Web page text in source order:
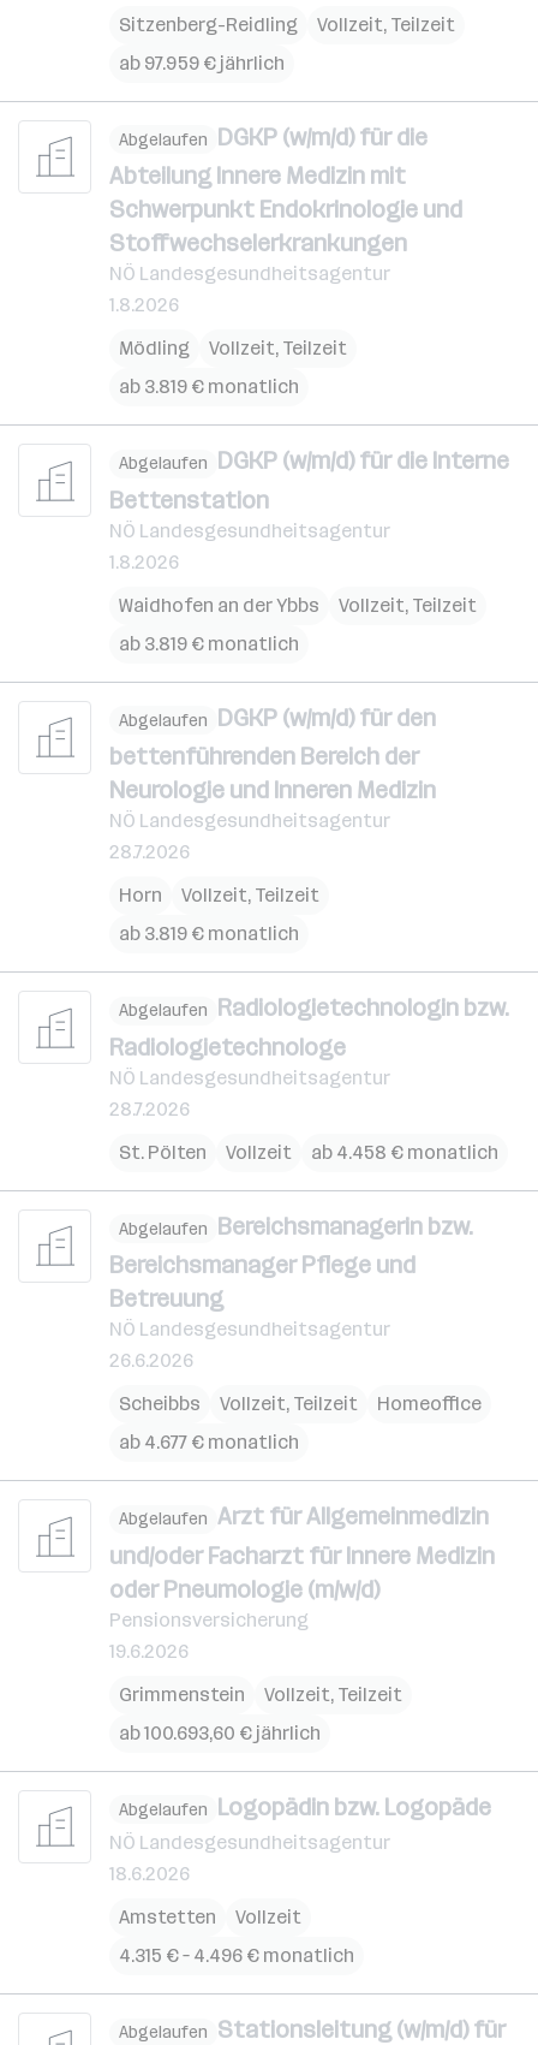
Sitzenberg-Reidling
Vollzeit, Teilzeit
ab 97.959 € jährlich
Abgelaufen DGKP (w/m/d) für die
Abteilung Innere Medizin mit
Schwerpunkt Endokrinologie und
Stoffwechselerkrankungen
NÖ Landesgesundheitsagentur
1.8.2026
Mödling
Vollzeit, Teilzeit
ab 3.819 € monatlich
Abgelaufen DGKP (w/m/d) für die Interne
Bettenstation
NÖ Landesgesundheitsagentur
1.8.2026
Waidhofen an der Ybbs
Vollzeit, Teilzeit
ab 3.819 € monatlich
Abgelaufen DGKP (w/m/d) für den
bettenführenden Bereich der
Neurologie und Inneren Medizin
NÖ Landesgesundheitsagentur
28.7.2026
Horn
Vollzeit, Teilzeit
ab 3.819 € monatlich
Abgelaufen Radiologietechnologin bzw.
Radiologietechnologe
NÖ Landesgesundheitsagentur
28.7.2026
St. Pölten
Vollzeit ab 4.458 € monatlich
Abgelaufen Bereichsmanagerin bzw.
Bereichsmanager Pflege und
Betreuung
NÖ Landesgesundheitsagentur
26.6.2026
Scheibbs
Vollzeit, Teilzeit
Homeoffice
ab 4.677 € monatlich
Abgelaufen Arzt für Allgemeinmedizin
und/oder Facharzt für Innere Medizin
oder Pneumologie (m/w/d)
Pensionsversicherung
19.6.2026
Grimmenstein
Vollzeit, Teilzeit
ab 100.693,60 € jährlich
Abgelaufen Logopädin bzw. Logopäde
NÖ Landesgesundheitsagentur
18.6.2026
Amstetten
Vollzeit
4.315 € – 4.496 € monatlich
Abgelaufen Stationsleitung (w/m/d) für